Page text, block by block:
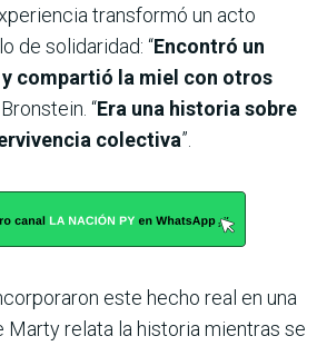
transformó un acto
de solidaridad: “Encontró un
compartió la miel con otros
“Era una historia sobre
colectiva”.
este hecho real en una
Marty relata la historia mientras se